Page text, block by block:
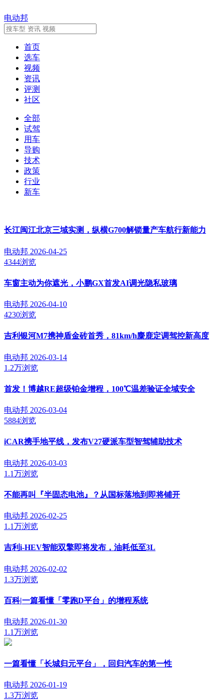
电动邦
首页
选车
视频
资讯
评测
社区
全部
试驾
用车
导购
技术
政策
行业
新车
长江闽江北京三域实测，纵横G700解锁量产车航行新能力
电动邦 2026-04-25
4344浏览
车窗主动为你遮光，小鹏GX首发AI调光隐私玻璃
电动邦 2026-04-10
4230浏览
吉利银河M7携神盾金砖首秀，81km/h麋鹿定调驾控新高度
电动邦 2026-03-14
1.2万浏览
首发！博越RE超级铂金增程，100℃温差验证全域安全
电动邦 2026-03-04
5884浏览
iCAR携手地平线，发布V27硬派车型智驾辅助技术
电动邦 2026-03-03
1.1万浏览
不能再叫『半固态电池』？从国标落地到即将铺开
电动邦 2026-02-25
1.1万浏览
吉利i-HEV智能双擎即将发布，油耗低至3L
电动邦 2026-02-02
1.3万浏览
百科|一篇看懂「零跑D平台」的增程系统
电动邦 2026-01-30
1.1万浏览
一篇看懂「长城归元平台」，回归汽车的第一性
电动邦 2026-01-19
1.3万浏览